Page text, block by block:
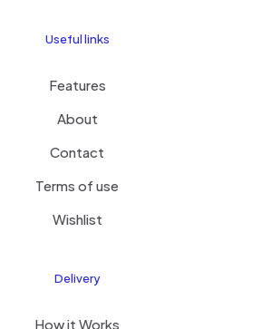
Useful links
Features
About
Contact
Terms of use
Wishlist
Delivery
How it Works